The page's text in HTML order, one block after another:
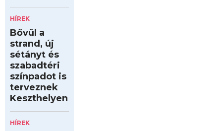
HÍREK
Bővül a
strand, új
sétányt és
szabadtéri
színpadot is
terveznek
Keszthelyen
HÍREK